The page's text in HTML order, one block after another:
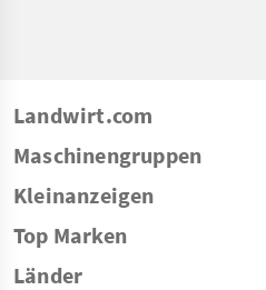
Landwirt.com
Maschinengruppen
Kleinanzeigen
Top Marken
Länder